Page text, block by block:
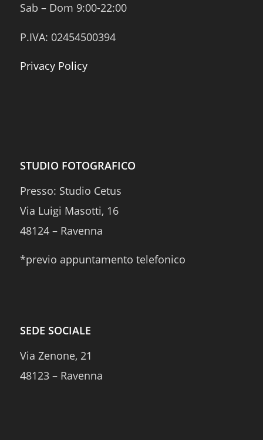
Sab – Dom 9:00-22:00
P.IVA: 02454500394
Privacy Policy
STUDIO FOTOGRAFICO
Presso: Studio Cetus
Via Luigi Masotti, 16
48124 – Ravenna
*previo appuntamento telefonico
SEDE SOCIALE
Via Zenone, 21
48123 – Ravenna